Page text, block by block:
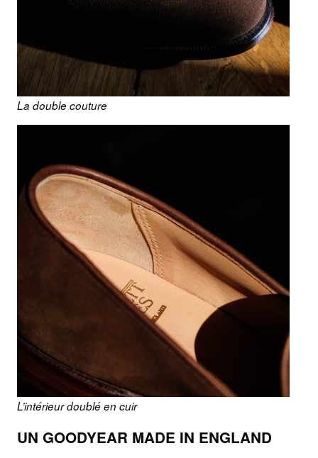
La double couture
L’intérieur doublé en cuir
UN GOODYEAR MADE IN ENGLAND